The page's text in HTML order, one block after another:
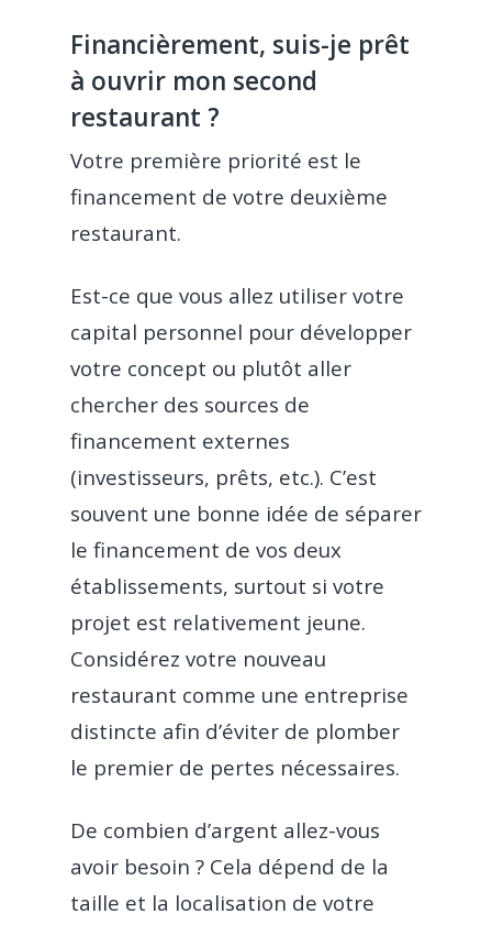
Financièrement, suis-je prêt
à ouvrir mon second
restaurant ?
Votre première priorité est le
financement de votre deuxième
restaurant.
Est-ce que vous allez utiliser votre
capital personnel pour développer
votre concept ou plutôt aller
chercher des sources de
financement externes
(investisseurs, prêts, etc.). C’est
souvent une bonne idée de séparer
le financement de vos deux
établissements, surtout si votre
projet est relativement jeune.
Considérez votre nouveau
restaurant comme une entreprise
distincte afin d’éviter de plomber
le premier de pertes nécessaires.
De combien d’argent allez-vous
avoir besoin ? Cela dépend de la
taille et la localisation de votre